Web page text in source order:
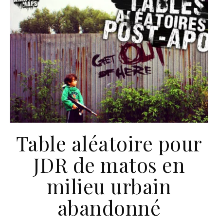
Table aléatoire pour
JDR de matos en
milieu urbain
abandonné